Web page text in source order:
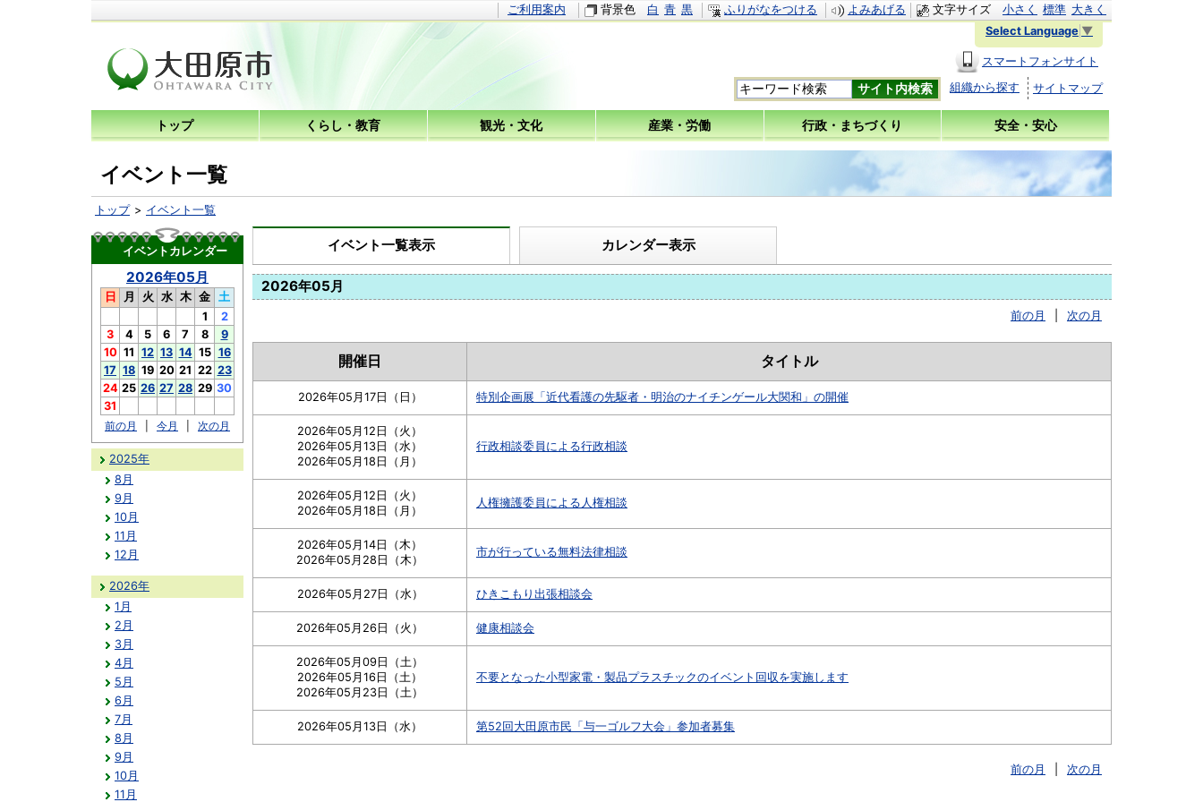
文字サイズ 小さく 標準 大きく
ご利用案内 背景色 白 青 黒 ふりがなをつける
よみあげる
Select Language ▼
スマートフォンサイト
組織から探す
サイトマップ
トップ くらし・教育 観光・文化 産業・労働 行政・まちづくり 安全・安心
イベント一覧
トップ イベント一覧
イベント一覧表示 カレンダー表示
2026年05月
前の月 次の月
開催日 タイトル
2026年05月17日（日） 特別企画展「近代看護の先駆者・明治のナイチンゲール大関和」の開催
2026年05月12日（火）
2026年05月13日（水）
2026年05月18日（月）
行政相談委員による行政相談
2026年05月12日（火）
2026年05月18日（月）
人権擁護委員による人権相談
2026年05月14日（木）
2026年05月28日（木）
市が行っている無料法律相談
2026年05月27日（水） ひきこもり出張相談会
2026年05月26日（火） 健康相談会
2026年05月09日（土）
2026年05月16日（土）
2026年05月23日（土）
不要となった小型家電・製品プラスチックのイベント回収を実施します
2026年05月13日（水） 第52回大田原市民「与一ゴルフ大会」参加者募集
前の月 次の月
イベントカレンダー
2026年05月
日 月 火 水 木 金 土
1
2
3
4 5 6 7 8
9
10 11 12 13 14 15 16
17 18 19 20 21 22 23
24 25 26 27 28 29 30
31
前の月 今月 次の月
2025年
8月
9月
10月
11月
12月
2026年
1月
2月
3月
4月
5月
6月
7月
8月
9月
10月
11月